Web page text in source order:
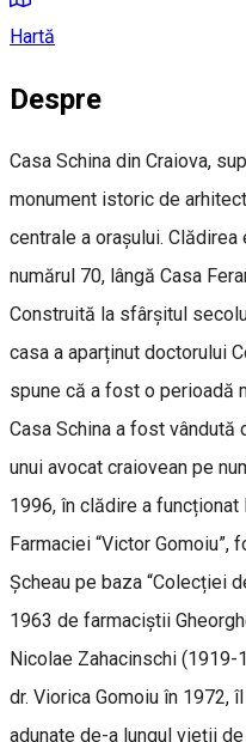
Hartă
Despre
Casa Schina din Craiova,
monument istoric de
centrale a orașului.
numărul 70, lângă Casa
Construită la sfârșitul
casa a aparținut doctorului
spune că a fost o perioadă
Casa Schina a fost
unui avocat craiovean pe
1996, în clădire a
Farmaciei “Victor Gomoiu”,
Șcheau pe baza “Colecției
1963 de farmaciștii
Nicolae Zahacinschi (1919-
dr. Viorica Gomoiu în 1972,
adunate de-a lungul vieții